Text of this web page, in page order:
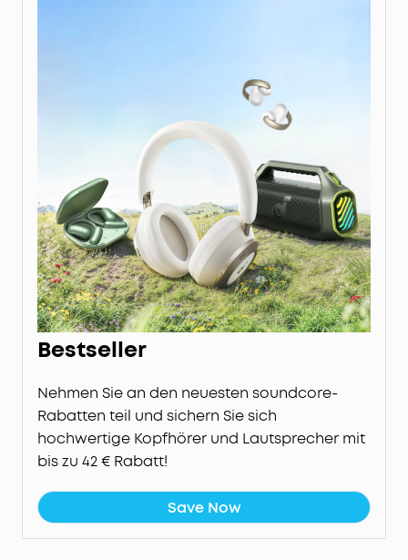
Bestseller
Nehmen Sie an den neuesten soundcore-
Rabatten teil und sichern Sie sich
hochwertige Kopfhörer und Lautsprecher mit
bis zu 42 € Rabatt!
Save Now